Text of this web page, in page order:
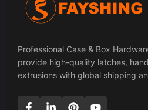
Professional Case & Box
provide high-quality latches,
extrusions with global shipping